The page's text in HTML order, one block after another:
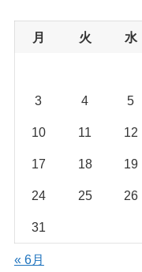
月 火 水
3 4 5
10 11 12
17 18 19
24 25 26
31
« 6月